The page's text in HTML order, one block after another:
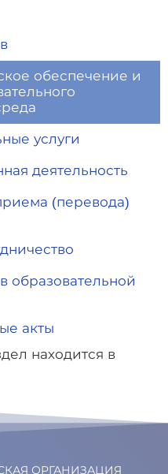
обеспечение и
услуги
деятельность
(перевода)
образовательной
акты
находится в
ОРГАНИЗАЦИЯ